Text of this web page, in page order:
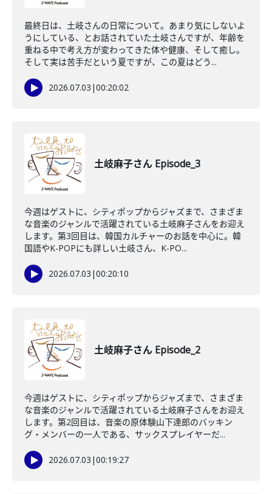
最終日は、土岐さんの日常について。あまり気にしないよ
うにしている、とお話されていた土岐さんですが、年齢を
重ねる中で考え方が変わってきた体や健康、そして癒し。
そして実は苦手だという夏ですが、この夏はどう...
2026.07.03 |00:20:02
土岐麻子さん Episode_3
今週はゲストに、シティポップからジャズまで、さまざま
な音楽のジャンルで活躍されている土岐麻子さんをお迎え
します。第3回目は、韓国カルチャーのお話を中心に。韓
国語やK-POPにも詳しい土岐さん、K-PO...
2026.07.03 |00:20:10
土岐麻子さん Episode_2
今週はゲストに、シティポップからジャズまで、さまざま
な音楽のジャンルで活躍されている土岐麻子さんをお迎え
します。第2回目は、音楽の原体験山下達郎のバッキン
グ・メンバーの一人である、サックスプレイヤーだ...
2026.07.03 |00:19:27